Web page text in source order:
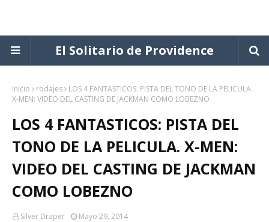
El Solitario de Providence
Inicio rodajes
LOS 4 FANTASTICOS: PISTA DEL TONO DE LA PELICULA.
X-MEN: VIDEO DEL CASTING DE JACKMAN COMO LOBEZNO
LOS 4 FANTASTICOS: PISTA DEL
TONO DE LA PELICULA. X-MEN:
VIDEO DEL CASTING DE JACKMAN
COMO LOBEZNO
Silver Draper Mayo 29, 2014